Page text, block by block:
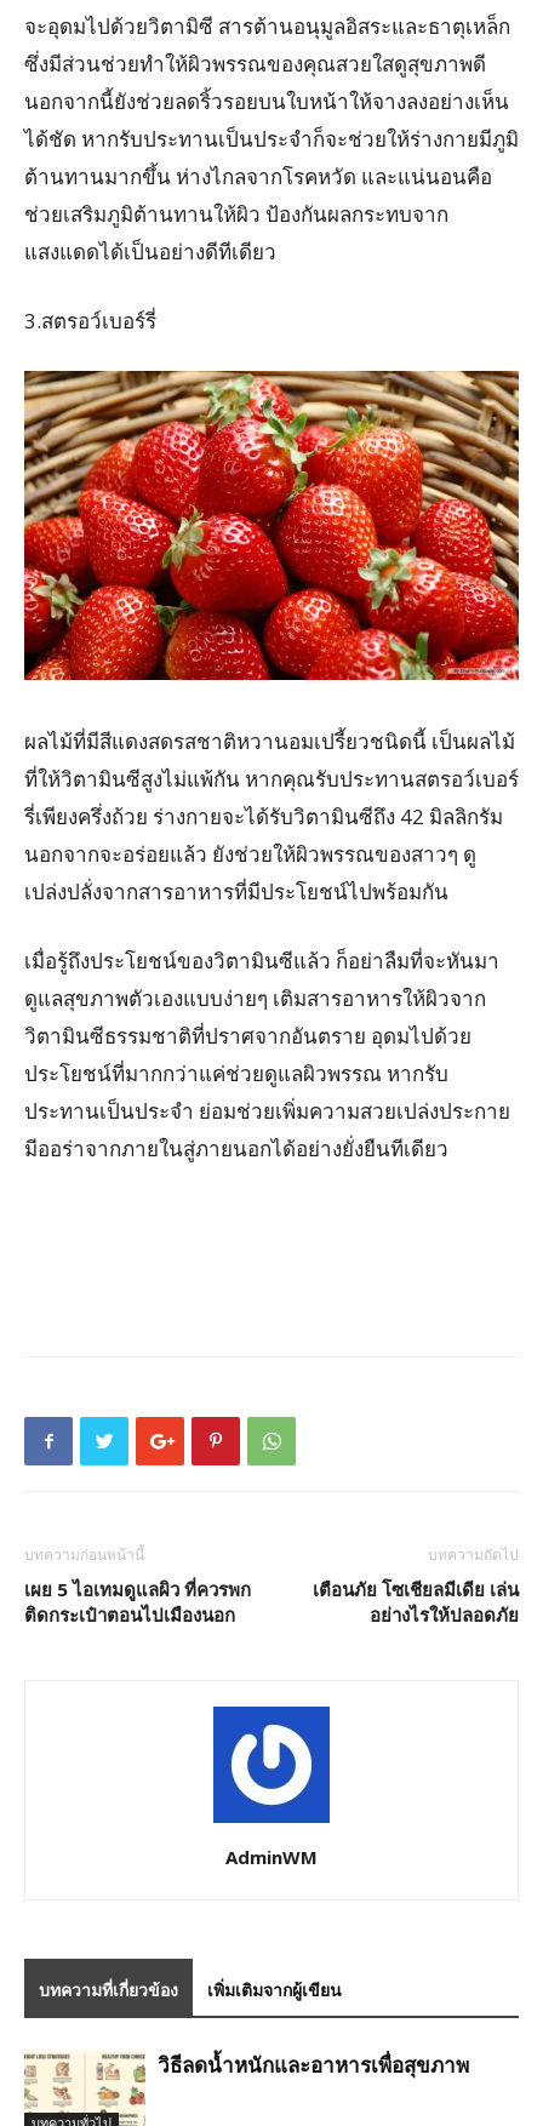
จะอุดมไปด้วยวิตามิซี สารต้านอนุมูลอิสระและธาตุเหล็ก
ซึ่งมีส่วนช่วยทำให้ผิวพรรณของคุณสวยใสดูสุขภาพดี
นอกจากนี้ยังช่วยลดริ้วรอยบนใบหน้าให้จางลงอย่างเห็น
ได้ชัด หากรับประทานเป็นประจำก็จะช่วยให้ร่างกายมีภูมิ
ต้านทานมากขึ้น ห่างไกลจากโรคหวัด และแน่นอนคือ
ช่วยเสริมภูมิต้านทานให้ผิว ป้องกันผลกระทบจาก
แสงแดดได้เป็นอย่างดีทีเดียว
3.สตรอว์เบอร์รี่
ผลไม้ที่มีสีแดงสดรสชาติหวานอมเปรี้ยวชนิดนี้ เป็นผลไม้
ที่ให้วิตามินซีสูงไม่แพ้กัน หากคุณรับประทานสตรอว์เบอร์
รี่เพียงครึ่งถ้วย ร่างกายจะได้รับวิตามินซีถึง 42 มิลลิกรัม
นอกจากจะอร่อยแล้ว ยังช่วยให้ผิวพรรณของสาวๆ ดู
เปล่งปลั่งจากสารอาหารที่มีประโยชน์ไปพร้อมกัน
เมื่อรู้ถึงประโยชน์ของวิตามินซีแล้ว ก็อย่าลืมที่จะหันมา
ดูแลสุขภาพตัวเองแบบง่ายๆ เติมสารอาหารให้ผิวจาก
วิตามินซีธรรมชาติที่ปราศจากอันตราย อุดมไปด้วย
ประโยชน์ที่มากกว่าแค่ช่วยดูแลผิวพรรณ หากรับ
ประทานเป็นประจำ ย่อมช่วยเพิ่มความสวยเปล่งประกาย
มีออร่าจากภายในสู่ภายนอกได้อย่างยั่งยืนทีเดียว
บทความก่อนหน้านี้
เผย 5 ไอเทมดูแลผิว ที่ควรพก
ติดกระเป๋าตอนไปเมืองนอก
บทความถัดไป
เตือนภัย โซเชียลมีเดีย เล่น
อย่างไรให้ปลอดภัย
AdminWM
บทความที่เกี่ยวข้อง เพิ่มเติมจากผู้เขียน
วิธีลดน้ำหนักและอาหารเพื่อสุขภาพ